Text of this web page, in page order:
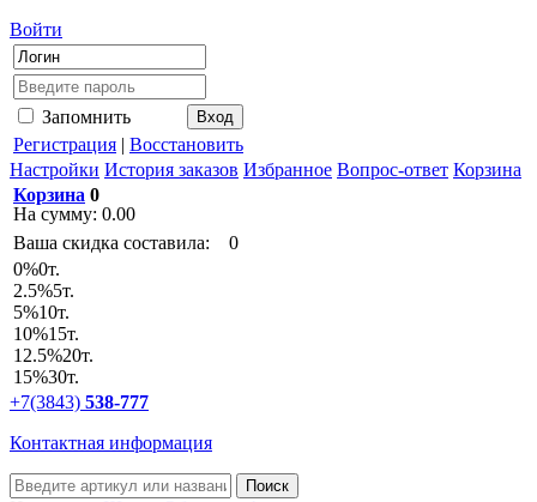
Войти
Запомнить
Регистрация | Восстановить
Настройки История заказов Избранное Вопрос-ответ Корзина
Корзина 0
На сумму: 0.00
Ваша скидка составила:
0
0%0т.
2.5%5т.
5%10т.
10%15т.
12.5%20т.
15%30т.
+7(3843) 538-777
Контактная информация